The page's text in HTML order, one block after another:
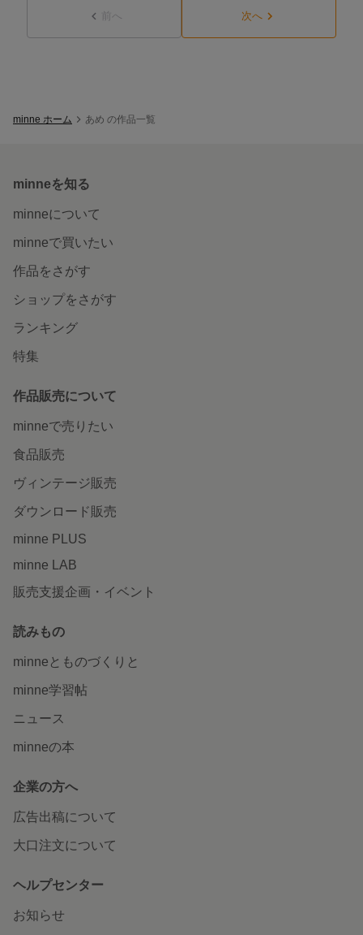
前へ 次へ
minne ホーム あめ の作品一覧
minneを知る
minneについて
minneで買いたい
作品をさがす
ショップをさがす
ランキング
特集
作品販売について
minneで売りたい
食品販売
ヴィンテージ販売
ダウンロード販売
minne PLUS
minne LAB
販売支援企画・イベント
読みもの
minneとものづくりと
minne学習帖
ニュース
minneの本
企業の方へ
広告出稿について
大口注文について
ヘルプセンター
お知らせ